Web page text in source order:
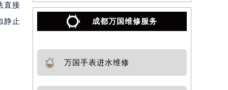
直接
静止
成都万国维修服务
万国手表进水维修